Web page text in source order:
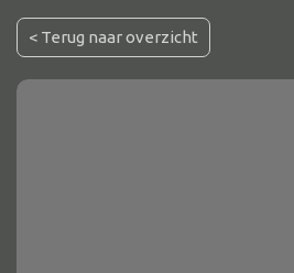
< Terug naar overzicht